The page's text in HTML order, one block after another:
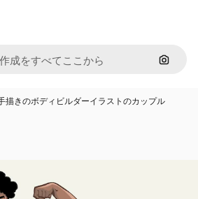
画像で
描きのボディビルダーイラストのカップル